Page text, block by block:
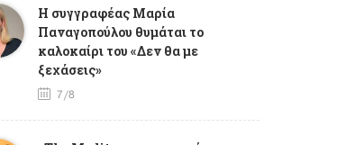
Η συγγραφέας Μαρία
Παναγοπούλου θυμάται το
καλοκαίρι του «Δεν θα με
ξεχάσεις»
7/8